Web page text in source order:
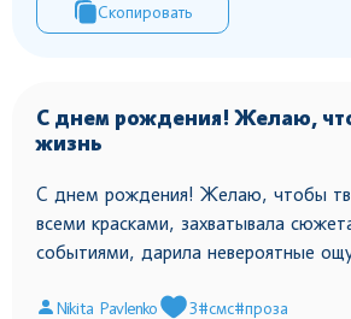
Скопировать
С днем рождения! Желаю,
жизнь
С днем рождения! Желаю, чтобы
всеми красками, захватывала
событиями, дарила невероятные
Nikita Pavlenko 3#смс#проза